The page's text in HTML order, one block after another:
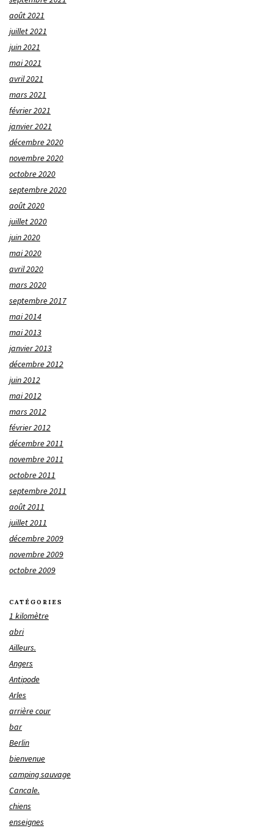
août 2021
juillet 2021
juin 2021
mai 2021
avril 2021
mars 2021
février 2021
janvier 2021
décembre 2020
novembre 2020
octobre 2020
septembre 2020
août 2020
juillet 2020
juin 2020
mai 2020
avril 2020
mars 2020
septembre 2017
mai 2014
mai 2013
janvier 2013
décembre 2012
juin 2012
mai 2012
mars 2012
février 2012
décembre 2011
novembre 2011
octobre 2011
septembre 2011
août 2011
juillet 2011
décembre 2009
novembre 2009
octobre 2009
CATÉGORIES
1 kilomètre
abri
Ailleurs.
Angers
Antipode
Arles
arrière cour
bar
Berlin
bienvenue
camping sauvage
Cancale.
chiens
enseignes